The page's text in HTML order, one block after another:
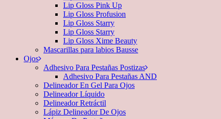
Lip Gloss Pink Up
Lip Gloss Profusion
Lip Gloss Starry
Lip Gloss Starry
Lip Gloss Xime Beauty
Mascarillas para labios Bausse
Ojos
Adhesivo Para Pestañas Postizas
Adhesivo Para Pestañas AND
Delineador En Gel Para Ojos
Delineador Líquido
Delineador Retráctil
Lápiz Delineador De Ojos